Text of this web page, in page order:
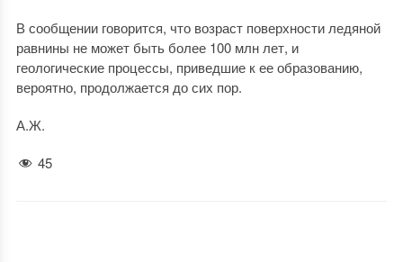
В сообщении говорится, что возраст поверхности ледяной
равнины не может быть более 100 млн лет, и
геологические процессы, приведшие к ее образованию,
вероятно, продолжается до сих пор.
А.Ж.
45